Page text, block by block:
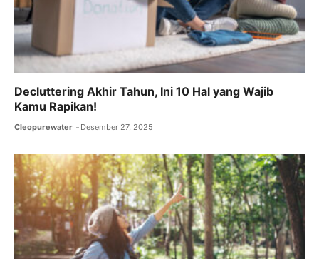
Decluttering Akhir Tahun, Ini 10 Hal yang Wajib
Kamu Rapikan!
Cleopurewater Desember 27, 2025